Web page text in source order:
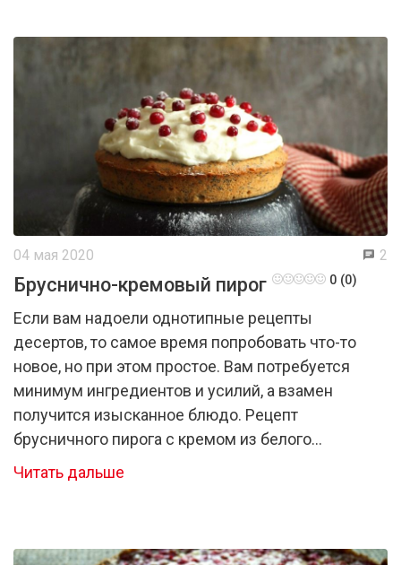
04 мая 2020 2
Бруснично-кремовый пирог 0 (0)
Если вам надоели однотипные рецепты
десертов, то самое время попробовать что-то
новое, но при этом простое. Вам потребуется
минимум ингредиентов и усилий, а взамен
получится изысканное блюдо. Рецепт
брусничного пирога с кремом из белого
шоколада и сливок.
Читать дальше